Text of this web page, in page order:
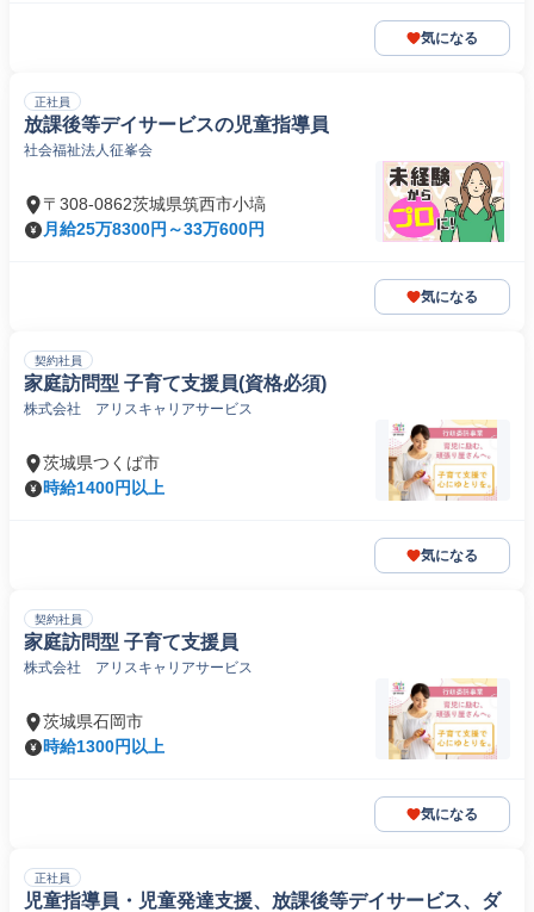
気になる
正社員
放課後等デイサービスの児童指導員
社会福祉法人征峯会
〒308-0862茨城県筑西市小塙
月給25万8300円～33万600円
気になる
契約社員
家庭訪問型 子育て支援員(資格必須)
株式会社 アリスキャリアサービス
茨城県つくば市
時給1400円以上
気になる
契約社員
家庭訪問型 子育て支援員
株式会社 アリスキャリアサービス
茨城県石岡市
時給1300円以上
気になる
正社員
児童指導員・児童発達支援、放課後等デイサービス、ダ